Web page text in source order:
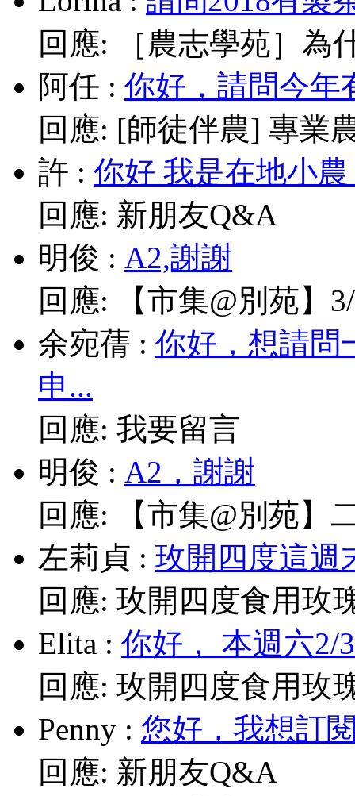
回應:
［農志學苑］為
阿任 : 你好，請問今年
回應: [師徒伴農] 專業
許 : 你好 我是在地小
回應: 新朋友Q&A
明俊 : A2,謝謝
回應:
【市集@別苑】
余宛蒨 : 你好，想請問
申...
回應: 我要留言
明俊 : A2，謝謝
回應:
【市集@別苑】
左莉貞 : 玫開四度這週
回應: 玫開四度食用玫
Elita : 你好， 本週六2/
回應: 玫開四度食用玫
Penny : 您好，我想訂
回應: 新朋友Q&A